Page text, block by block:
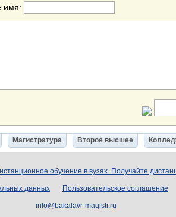
имя:
Магистратура Второе высшее
обучение в вузах. Получайте
данных Пользовательское соглашение
info@bakalavr-magistr.ru